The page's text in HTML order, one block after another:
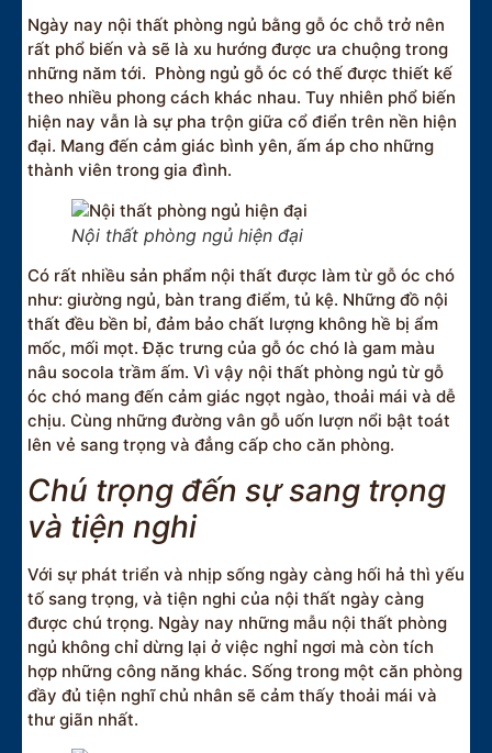
Ngày nay nội thất phòng ngủ bằng gỗ óc chỗ trở nên
rất phổ biến và sẽ là xu hướng được ưa chuộng trong
những năm tới. Phòng ngủ gỗ óc có thế được thiết kế
theo nhiều phong cách khác nhau. Tuy nhiên phổ biến
hiện nay vẫn là sự pha trộn giữa cổ điển trên nền hiện
đại. Mang đến cảm giác bình yên, ấm áp cho những
thành viên trong gia đình.
Nội thất phòng ngủ hiện đại
Có rất nhiều sản phẩm nội thất được làm từ gỗ óc chó
như: giường ngủ, bàn trang điểm, tủ kệ. Những đồ nội
thất đều bền bỉ, đảm bảo chất lượng không hề bị ẩm
mốc, mối mọt. Đặc trưng của gỗ óc chó là gam màu
nâu socola trầm ấm. Vì vậy nội thất phòng ngủ từ gỗ
óc chó mang đến cảm giác ngọt ngào, thoải mái và dễ
chịu. Cùng những đường vân gỗ uốn lượn nổi bật toát
lên vẻ sang trọng và đẳng cấp cho căn phòng.
Chú trọng đến sự sang trọng
và tiện nghi
Với sự phát triển và nhịp sống ngày càng hối hả thì yếu
tố sang trọng, và tiện nghi của nội thất ngày càng
được chú trọng. Ngày nay những mẫu nội thất phòng
ngủ không chỉ dừng lại ở việc nghỉ ngơi mà còn tích
hợp những công năng khác. Sống trong một căn phòng
đầy đủ tiện nghĩ chủ nhân sẽ cảm thấy thoải mái và
thư giãn nhất.